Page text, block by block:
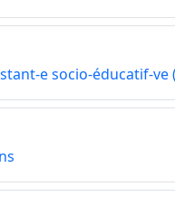
e socio-éducatif-ve